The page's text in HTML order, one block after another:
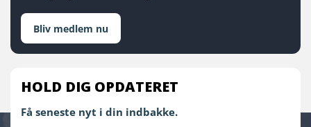
Bliv medlem nu
HOLD DIG OPDATERET
Få seneste nyt i din indbakke.